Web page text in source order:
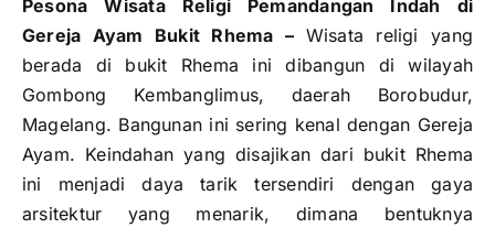
Pesona Wisata Religi Pemandangan Indah di
Gereja Ayam Bukit Rhema – Wisata religi yang
berada di bukit Rhema ini dibangun di wilayah
Gombong Kembanglimus, daerah Borobudur,
Magelang. Bangunan ini sering kenal dengan Gereja
Ayam. Keindahan yang disajikan dari bukit Rhema
ini menjadi daya tarik tersendiri dengan gaya
arsitektur yang menarik, dimana bentuknya